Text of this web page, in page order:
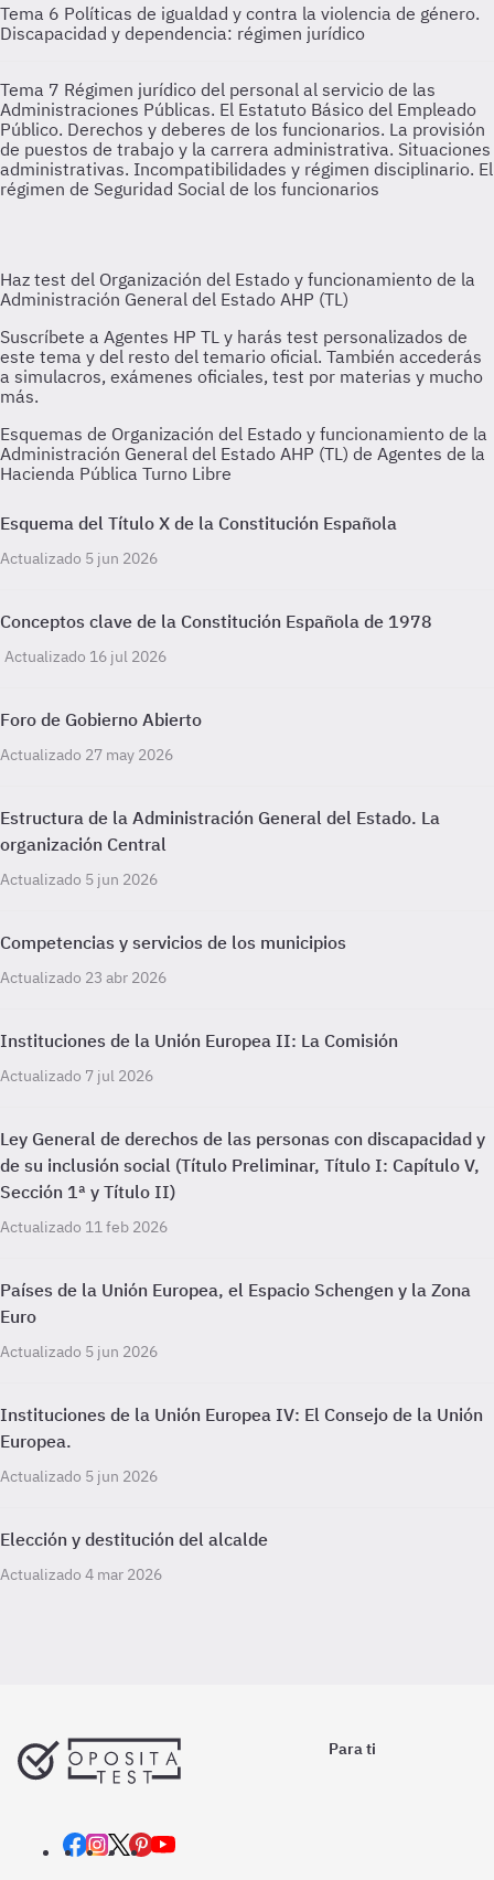
Tema 6 Políticas de igualdad y contra la violencia de género.
Discapacidad y dependencia: régimen jurídico
Tema 7 Régimen jurídico del personal al servicio de las
Administraciones Públicas. El Estatuto Básico del Empleado
Público. Derechos y deberes de los funcionarios. La provisión
de puestos de trabajo y la carrera administrativa. Situaciones
administrativas. Incompatibilidades y régimen disciplinario. El
régimen de Seguridad Social de los funcionarios
Esquemas de Organización del Estado y funcionamiento de la
Administración General del Estado AHP (TL) de Agentes de la
Hacienda Pública Turno Libre
Esquema del Título X de la Constitución Española
Actualizado 5 jun 2026
Conceptos clave de la Constitución Española de 1978
Actualizado 16 jul 2026
Foro de Gobierno Abierto
Actualizado 27 may 2026
Estructura de la Administración General del Estado. La
organización Central
Actualizado 5 jun 2026
Competencias y servicios de los municipios
Actualizado 23 abr 2026
Instituciones de la Unión Europea II: La Comisión
Actualizado 7 jul 2026
Ley General de derechos de las personas con discapacidad y
de su inclusión social (Título Preliminar, Título I: Capítulo V,
Sección 1ª y Título II)
Actualizado 11 feb 2026
Países de la Unión Europea, el Espacio Schengen y la Zona
Euro
Actualizado 5 jun 2026
Instituciones de la Unión Europea IV: El Consejo de la Unión
Europea.
Actualizado 5 jun 2026
Elección y destitución del alcalde
Actualizado 4 mar 2026
Para ti